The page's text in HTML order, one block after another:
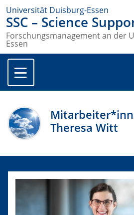
Universität Duisburg-Essen
SSC – Science
Forschungsmanagement an der
Essen
Theresa Witt